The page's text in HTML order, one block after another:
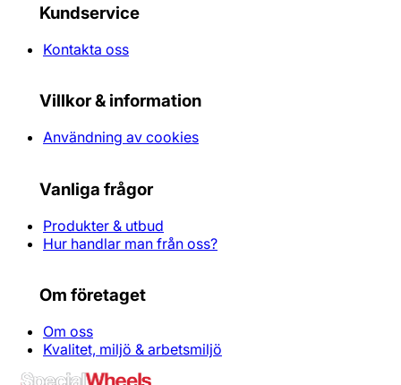
Kundservice
Kontakta oss
Villkor & information
Användning av cookies
Vanliga frågor
Produkter & utbud
Hur handlar man från oss?
Om företaget
Om oss
Kvalitet, miljö & arbetsmiljö